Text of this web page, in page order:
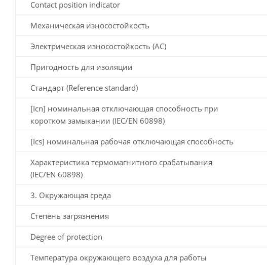
Contact position indicator
Механическая износостойкость
Электрическая износостойкость (AC)
Пригодность для изоляции
Стандарт (Reference standard)
[Icn] номинальная отключающая способность при
коротком замыкании (IEC/EN 60898)
[Ics] номинальная рабочая отключающая способность
Характеристика термомагнитного срабатывания
(IEC/EN 60898)
3. Окружающая среда
Степень загрязнения
Degree of protection
Температура окружающего воздуха для работы